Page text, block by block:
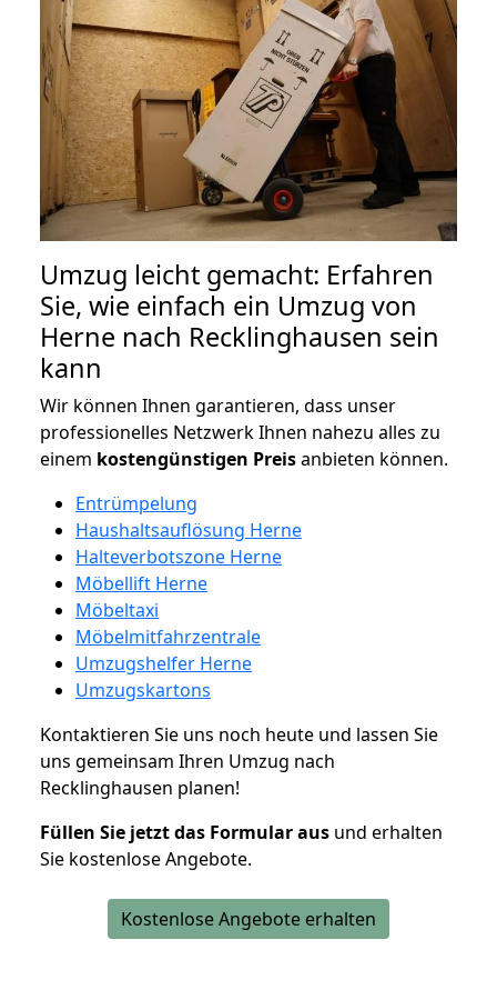
Umzug leicht gemacht: Erfahren
Sie, wie einfach ein Umzug von
Herne nach Recklinghausen sein
kann
Wir können Ihnen garantieren, dass unser
professionelles Netzwerk Ihnen nahezu alles zu
einem kostengünstigen Preisanbieten können.
Entrümpelung
Haushaltsauflösung Herne
Halteverbotszone Herne
Möbellift Herne
Möbeltaxi
Möbelmitfahrzentrale
Umzugshelfer Herne
Umzugskartons
Kontaktieren Sie uns noch heute und lassen Sie
uns gemeinsam Ihren Umzug nach
Recklinghausen planen!
Füllen Sie jetzt das Formular aus und erhalten
Sie kostenlose Angebote.
Kostenlose Angebote erhalten